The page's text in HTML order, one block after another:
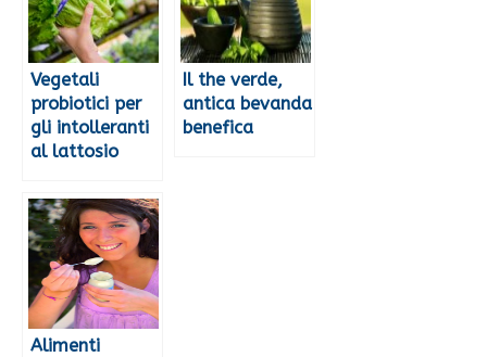
Vegetali
probiotici per
gli intolleranti
al lattosio
Il the verde,
antica bevanda
benefica
Alimenti